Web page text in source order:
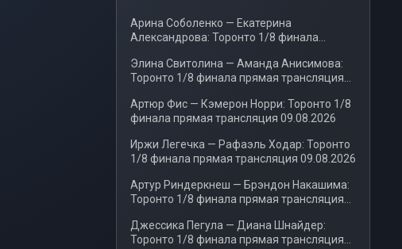
Арина Соболенко — Екатерина
Александрова: Торонто 1/8 финала
Элина Свитолина — Аманда Анисимова:
Торонто 1/8 финала прямая трансляция
Артюр Фис — Кэмерон Норри: Торонто 1/8
финала прямая трансляция 09.08.2026
Иржи Легечка — Рафаэль Ходар: Торонто
1/8 финала прямая трансляция 09.08.2026
Артур Риндеркнеш — Брэндон Накашима:
Торонто 1/8 финала прямая трансляция
Джессика Пегула — Диана Шнайдер:
Торонто 1/8 финала прямая трансляция